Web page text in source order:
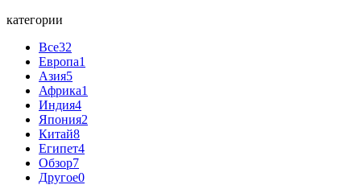
категории
Все32
Европа1
Азия5
Африка1
Индия4
Япония2
Китай8
Египет4
Обзор7
Другое0